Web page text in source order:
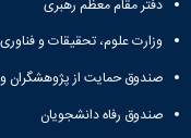
دفتر مقام معظم رهبری
وزارت علوم، تحقیقات و فناوری
صندوق حمایت از پژوهشگران و
صندوق رفاه دانشجویان